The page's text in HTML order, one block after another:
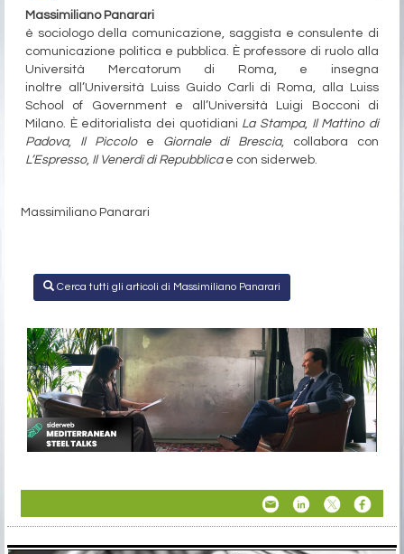
Massimiliano Panarari
è sociologo della comunicazione, saggista e consulente di
comunicazione politica e pubblica. È professore di ruolo alla
Università Mercatorum di Roma, e insegna
inoltre all’Università Luiss Guido Carli di Roma, alla Luiss
School of Government e all’Università Luigi Bocconi di
Milano. È editorialista dei quotidiani La Stampa, Il Mattino di
Padova, Il Piccoloe Giornale di Brescia, collabora con
L’Espresso, Il Venerdì di Repubblicae con siderweb.
Massimiliano Panarari
Cerca tutti gli articoli di Massimiliano Panarari